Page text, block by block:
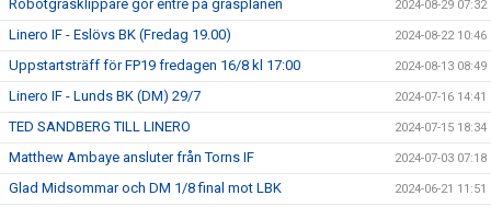
Robotgräsklippare gör entré på gräsplanen 2024-08-29 07:32
Linero IF - Eslövs BK (Fredag 19.00) 2024-08-22 10:46
Uppstartsträff för FP19 fredagen 16/8 kl 17:00 2024-08-13 08:49
Linero IF - Lunds BK (DM) 29/7 2024-07-16 14:41
TED SANDBERG TILL LINERO 2024-07-15 18:34
Matthew Ambaye ansluter från Torns IF 2024-07-03 07:18
Glad Midsommar och DM 1/8 final mot LBK 2024-06-21 11:51